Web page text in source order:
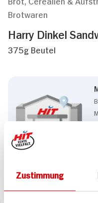
Zustimmung
Brotwaren
Harry Dinkel
375g Beutel
Marke